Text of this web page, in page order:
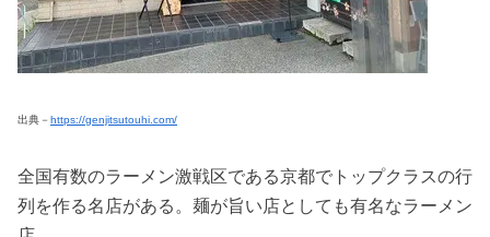
出典－ https://genjitsutouhi.com/
全国有数のラーメン激戦区である京都でトップクラスの行
列を作る名店がある。麺が旨い店としても有名なラーメン